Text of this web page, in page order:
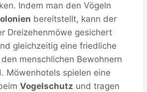
Indem man den Vögeln
bereitstellt, kann der
Dreizehenmöwe gesichert
gleichzeitig eine friedliche
menschlichen Bewohnern
Möwenhotels spielen eine
Vogelschutz und tragen